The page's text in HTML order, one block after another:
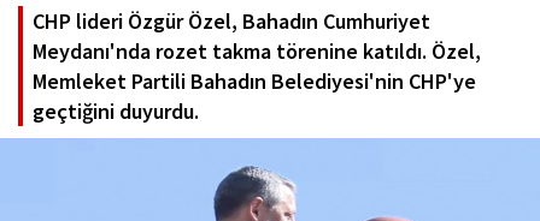
CHP lideri Özgür Özel, Bahadın Cumhuriyet
Meydanı'nda rozet takma törenine katıldı. Özel,
Memleket Partili Bahadın Belediyesi'nin CHP'ye
geçtiğini duyurdu.